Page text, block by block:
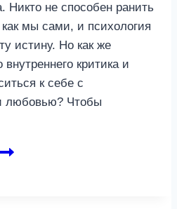
Никто не способен ранить
как мы сами, и психология
истину. Но как же
внутреннего критика и
к себе с
любовью? Чтобы